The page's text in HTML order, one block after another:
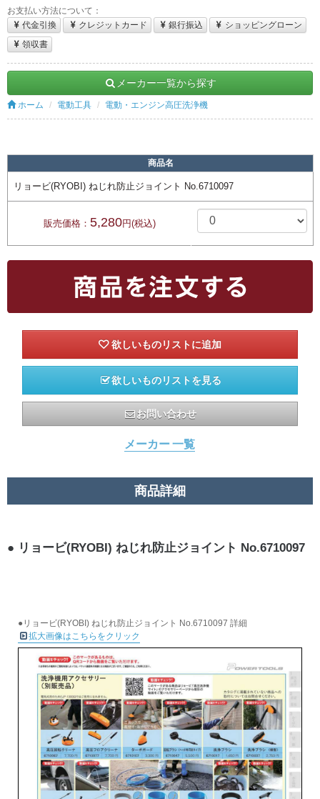
お支払い方法について：
代金引換
クレジットカード 銀行振込
ショッピングローン
領収書
メーカー一覧から探す
ホーム 電動工具 電動・エンジン高圧洗浄機
商品名
リョービ(RYOBI) ねじれ防止ジョイント No.6710097
販売価格： 5,280円(税込)
欲しいものリストを見る
お問い合わせ
メーカー 一覧
商品詳細
リョービ(RYOBI) ねじれ防止ジョイント No.6710097
●リョービ(RYOBI) ねじれ防止ジョイント No.6710097 詳細
拡大画像はこちらをクリック